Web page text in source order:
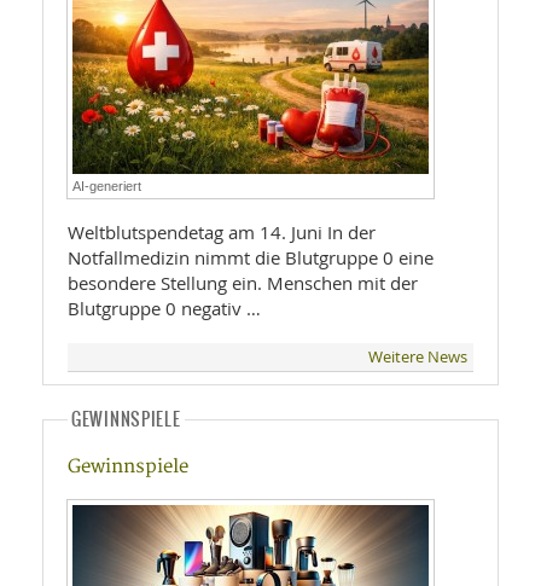
AI-generiert
Weltblutspendetag am 14. Juni In der
Notfallmedizin nimmt die Blutgruppe 0 eine
besondere Stellung ein. Menschen mit der
Blutgruppe 0 negativ …
Weitere News
GEWINNSPIELE
Gewinnspiele